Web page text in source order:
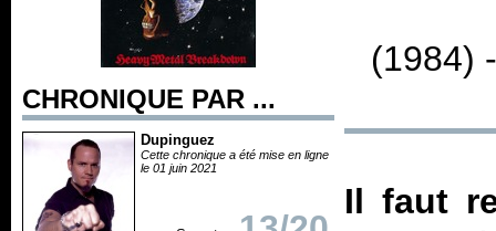
CHRONIQUE PAR ...
Dupinguez
Cette chronique a été mise en ligne
le 01 juin 2021
(1984)
Il faut